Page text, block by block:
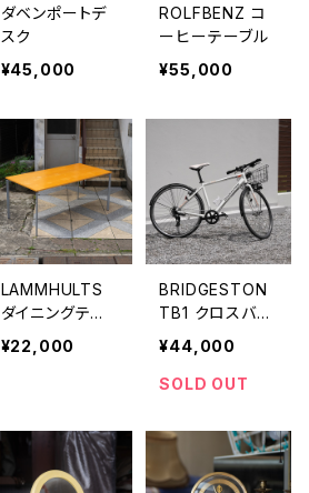
ダベンポートデ
スク
¥45,000
ROLFBENZ コ
ーヒーテーブル
¥55,000
LAMMHULTS
ダイニングテー
ブル
¥22,000
BRIDGESTON
TB1 クロスバイ
ク
¥44,000
SOLD OUT